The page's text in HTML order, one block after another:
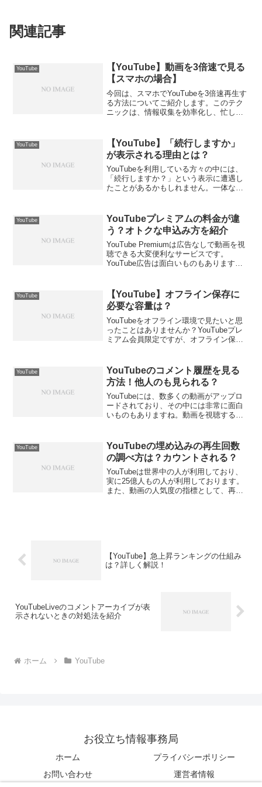
関連記事
YouTube
【YouTube】動画を3倍速で見る
【スマホの場合】
今回は、スマホでYouTubeを3倍速再生す
る方法についてご紹介します。このテク
ニックは、情報収集を効率化し、忙しい
試してみましょう！YouTube3倍速のため
に、必要...
YouTube
【YouTube】「続行しますか」
が表示される理由とは？
YouTubeを利用している方々の中には、
「続行しますか？」という表示に遭遇し
たことがあるかもしれません。一体なぜ
すか？」表示の理由について解説しま
す。YouTu...
YouTube
YouTubeプレミアムの料金が違
う？オトクな申込み方を紹介
YouTube Premiumは広告なしで動画を視
聴できる大変便利なサービスです。
YouTube広告は面白いものもあります
し込む経路や種類によって、料金が...
YouTube
【YouTube】オフライン保存に
必要な容量は？
YouTubeをオフライン環境で見たいと思
ったことはありませんか？YouTubeプレ
ミアム会員限定ですが、オフライン保存
かし、YouTubeのオフライン保存はス
マ...
YouTube
YouTubeのコメント履歴を見る
方法！他人のも見られる？
YouTubeには、数多くの動画がアップロ
ードされており、その中には非常に面白
いものもありますね。動画を視聴するだ
は確認できますが、他人のコメント履歴
を見ることは可能で...
YouTube
YouTubeの埋め込みの再生回数
の調べ方は？カウントされる？
YouTubeは世界中の人が利用しており、
実に25億人もの人が利用しております。
また、動画の人気度の指標として、再生
【YouTube】急上昇ランキングの仕組み
は？詳しく解説！
YouTubeLiveのコメントアーカイブが表
示されないときの対処法を紹介
ホーム YouTube
お役立ち情報事務局
ホーム
プライバシーポリシー
お問い合わせ
運営者情報